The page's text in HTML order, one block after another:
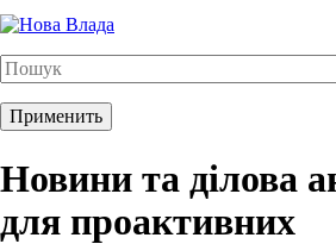
Новини та ділова
для проактивних